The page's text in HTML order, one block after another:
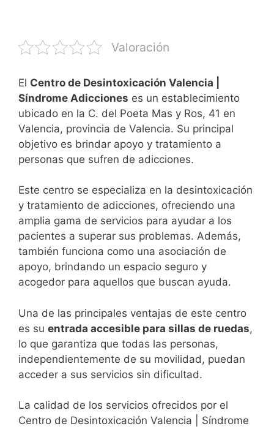
Valoración
El Centro de Desintoxicación Valencia |
Síndrome Adicciones es un establecimiento
ubicado en la C. del Poeta Mas y Ros, 41 en
Valencia, provincia de Valencia. Su principal
objetivo es brindar apoyo y tratamiento a
personas que sufren de adicciones.
Este centro se especializa en la desintoxicación
y tratamiento de adicciones, ofreciendo una
amplia gama de servicios para ayudar a los
pacientes a superar sus problemas. Además,
también funciona como una asociación de
apoyo, brindando un espacio seguro y
acogedor para aquellos que buscan ayuda.
Una de las principales ventajas de este centro
es su entrada accesible para sillas de ruedas,
lo que garantiza que todas las personas,
independientemente de su movilidad, puedan
acceder a sus servicios sin dificultad.
La calidad de los servicios ofrecidos por el
Centro de Desintoxicación Valencia | Síndrome